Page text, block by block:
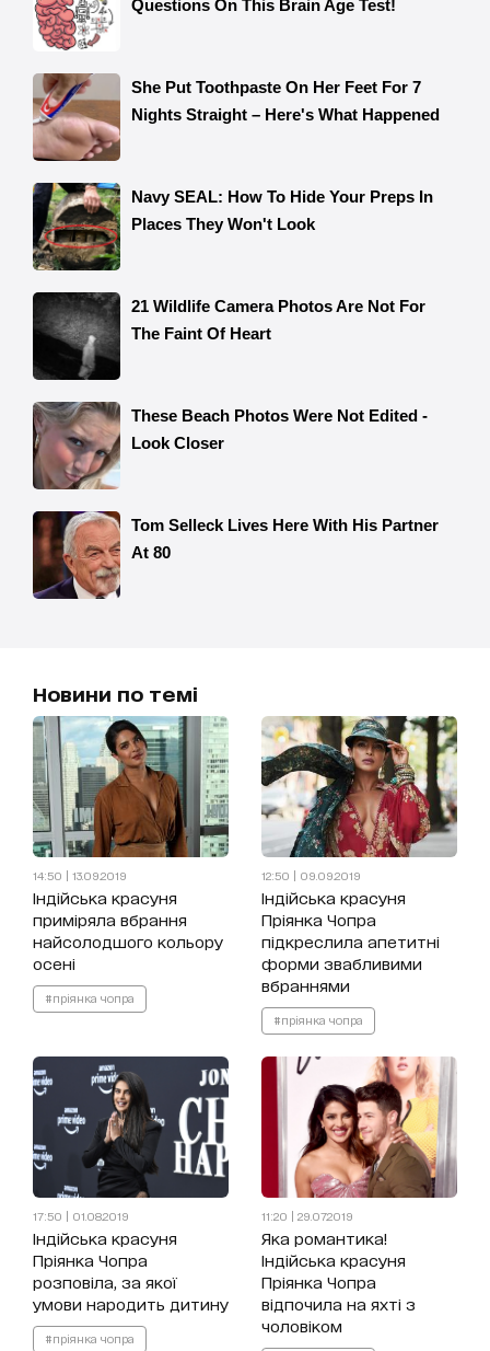
Новини по темі
14:50 | 13.09.2019
Індійська красуня
приміряла вбрання
найсолодшого кольору
осені
#пріянка чопра
12:50 | 09.09.2019
Індійська красуня
Пріянка Чопра
підкреслила апетитні
форми звабливими
вбраннями
#пріянка чопра
17:50 | 01.08.2019
Індійська красуня
Пріянка Чопра
розповіла, за якої
умови народить дитину
#пріянка чопра
11:20 | 29.07.2019
Яка романтика!
Індійська красуня
Пріянка Чопра
відпочила на яхті з
чоловіком